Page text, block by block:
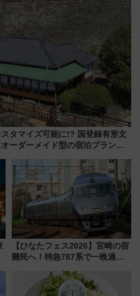
タマイズ可能に!? 国登録有形文
ーダーメイド型の宿泊プランが
【ひなたフェス2026】宮崎の宿
難民へ！特急787系で一晩過ご
ローおひさま」が救世主に？